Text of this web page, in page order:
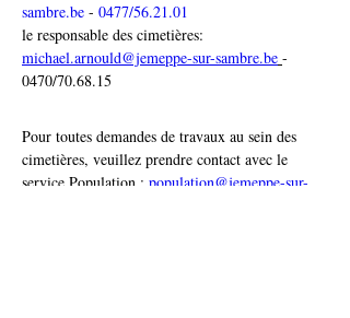
sambre.be - 0477/56.21.01
le responsable des cimetières:
michael.arnould@jemeppe-sur-sambre.be -
0470/70.68.15
Pour toutes demandes de travaux au sein des
cimetières, veuillez prendre contact avec le
service Population : population@jemeppe-sur-